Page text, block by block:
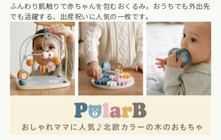
ふんわり肌触りで赤ちゃんを包むおくるみ。おうちでも外出先
でも活躍する、出産祝いに人気の一枚です。